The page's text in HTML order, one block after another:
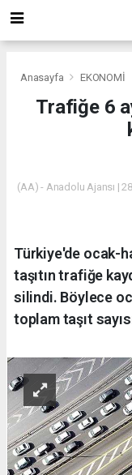
Anasayfa EKONOMİ
Trafiğe 6
(AA) - Anadolu Ajansı |
Türkiye'de ocak-
taşıtın trafiğe
silindi. Böylece
toplam taşıt